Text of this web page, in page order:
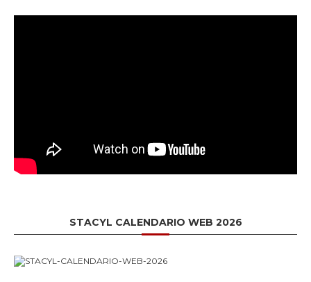
STACYL CALENDARIO WEB 2026